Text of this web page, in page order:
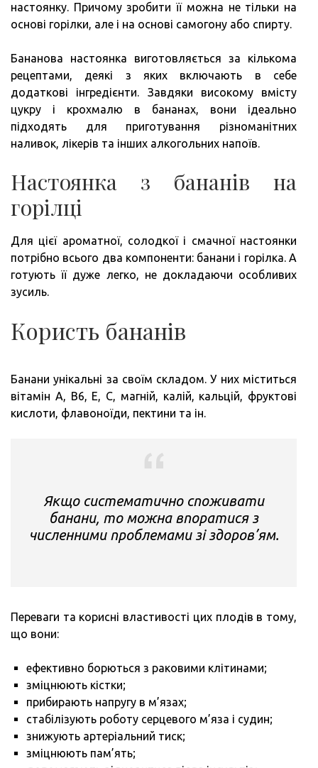
настоянку. Причому зробити її можна не тільки на
основі горілки, але і на основі самогону або спирту.
Бананова настоянка виготовляється за кількома
рецептами, деякі з яких включають в себе
додаткові інгредієнти. Завдяки високому вмісту
цукру і крохмалю в бананах, вони ідеально
підходять для приготування різноманітних
наливок, лікерів та інших алкогольних напоїв.
Настоянка з бананів на
горілці
Для цієї ароматної, солодкої і смачної настоянки
потрібно всього два компоненти: банани і горілка. А
готують її дуже легко, не докладаючи особливих
зусиль.
Користь бананів
Банани унікальні за своїм складом. У них міститься
вітамін А, В6, Е, С, магній, калій, кальцій, фруктові
кислоти, флавоноїди, пектини та ін.
Якщо систематично споживати
банани, то можна впоратися з
численними проблемами зі здоров’ям.
Переваги та корисні властивості цих плодів в тому,
що вони:
ефективно борються з раковими клітинами;
зміцнюють кістки;
прибирають напругу в м’язах;
стабілізують роботу серцевого м’яза і судин;
знижують артеріальний тиск;
зміцнюють пам’ять;